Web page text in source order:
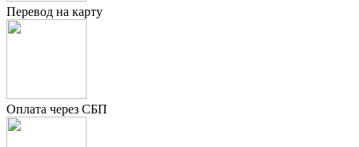
Перевод на карту
Оплата через СБП